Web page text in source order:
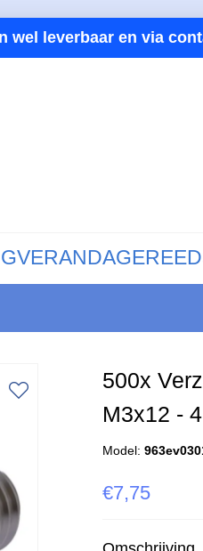
wel leverbaar en via
VERANDA
500x
M3x12 -
Model:
€7,75